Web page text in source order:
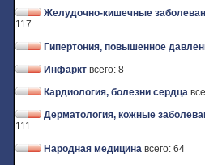
Желудочно-кишечные
117
Гипертония, повышенное
Инфаркт всего: 8
Кардиология, болезни сердца
Дерматология, кожные
111
Народная медицина всего: 64